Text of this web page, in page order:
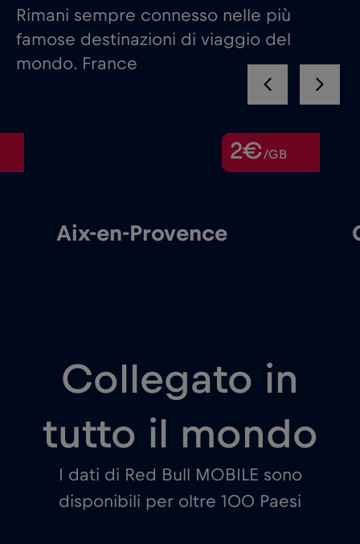
Rimani sempre connesso nelle più
famose destinazioni di viaggio del
mondo. France
2€/GB
Aix-en-Provence
Collegato in
tutto il mondo
I dati di Red Bull MOBILE sono
disponibili per oltre 100 Paesi